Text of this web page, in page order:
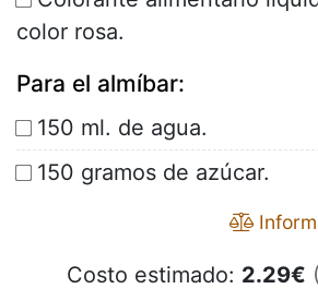
color rosa.
Para el almíbar:
150 ml. de agua.
150 gramos de azúcar.
Costo estimado: 2.29€